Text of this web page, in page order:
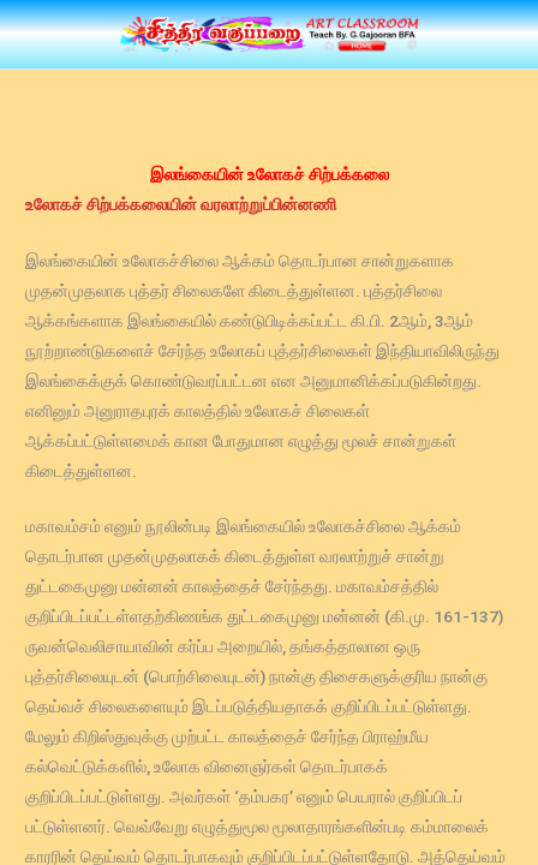
Skip
to
content
இலங்கையின் உலோகச் சிற்பக்கலை
உலோகச் சிற்பக்கலையின் வரலாற்றுப்பின்னணி
இலங்கையின் உலோகச்சிலை ஆக்கம் தொடர்பான சான்றுகளாக
முதன்முதலாக புத்தர் சிலைகளே கிடைத்துள்ளன. புத்தர்சிலை
ஆக்கங்களாக இலங்கையில் கண்டுபிடிக்கப்பட்ட கி.பி. 2ஆம், 3ஆம்
நூற்றாண்டுகளைச் சேர்ந்த உலோகப் புத்தர்சிலைகள் இந்தியாவிலிருந்து
இலங்கைக்குக் கொண்டுவரப்பட்டன என அனுமானிக்கப்படுகின்றது.
எனினும் அனுராதபுரக் காலத்தில் உலோகச் சிலைகள்
ஆக்கப்பட்டுள்ளமைக் கான போதுமான எழுத்து மூலச் சான்றுகள்
கிடைத்துள்ளன.
மகாவம்சம் எனும் நூலின்படி இலங்கையில் உலோகச்சிலை ஆக்கம்
தொடர்பான முதன்முதலாகக் கிடைத்துள்ள வரலாற்றுச் சான்று
துட்டகைமுனு மன்னன் காலத்தைச் சேர்ந்தது. மகாவம்சத்தில்
குறிப்பிடப்பட்டள்ளதற்கிணங்க துட்டகைமுனு மன்னன் (கி.மு. 161-137)
ருவன்வெலிசாயாவின் கர்ப்ப அறையில், தங்கத்தாலான ஒரு
புத்தர்சிலையுடன் (பொற்சிலையுடன்) நான்கு திசைகளுக்குரிய நான்கு
தெய்வச் சிலைகளையும் இடப்படுத்தியதாகக் குறிப்பிடப்பட்டுள்ளது.
மேலும் கிறிஸ்துவுக்கு முற்பட்ட காலத்தைச் சேர்ந்த பிராஹ்மீய
கல்வெட்டுக்களில், உலோக வினைஞர்கள் தொடர்பாகக்
குறிப்பிடப்பட்டுள்ளது. அவர்கள் ‘தம்பகர’ எனும் பெயரால் குறிப்பிடப்
பட்டுள்ளனர். வெவ்வேறு எழுத்துமூல மூலாதாரங்களின்படி கம்மாலைக்
காரரின் தெய்வம் தொடர்பாகவும் குறிப்பிடப்பட்டுள்ளதோடு. அத்தெய்வம்